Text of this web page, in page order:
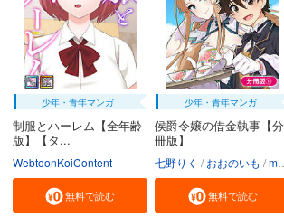
少年・青年マンガ
制服とハーレム【全年齢
版】【タ...
WebtoonKoiContent
無料で読む
少年・青年マンガ
侯爵令嬢の借金執事【分
冊版】
七野りく おおのいも mmu
無料で読む